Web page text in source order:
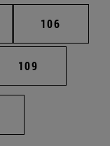
intermedias
Página
106
Página
109